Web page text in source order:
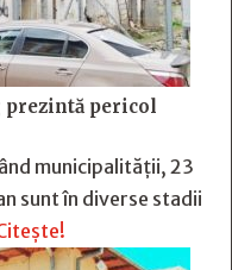
prezintă pericol
municipalității, 23
sunt în diverse stadii